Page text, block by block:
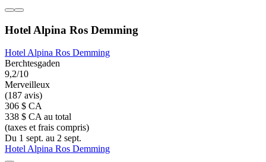
Hotel Alpina Ros Demming
Hotel Alpina Ros Demming
Berchtesgaden
9,2/10
Merveilleux
(187 avis)
306 $ CA
338 $ CA au total
(taxes et frais compris)
Du 1 sept. au 2 sept.
Hotel Alpina Ros Demming